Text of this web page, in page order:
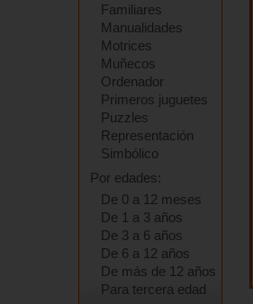
Familiares
Manualidades
Motrices
Muñecos
Ordenador
Primeros juguetes
Puzzles
Representación
Simbólico
Por edades:
De 0 a 12 meses
De 1 a 3 años
De 3 a 6 años
De 6 a 12 años
De más de 12 años
Para tercera edad